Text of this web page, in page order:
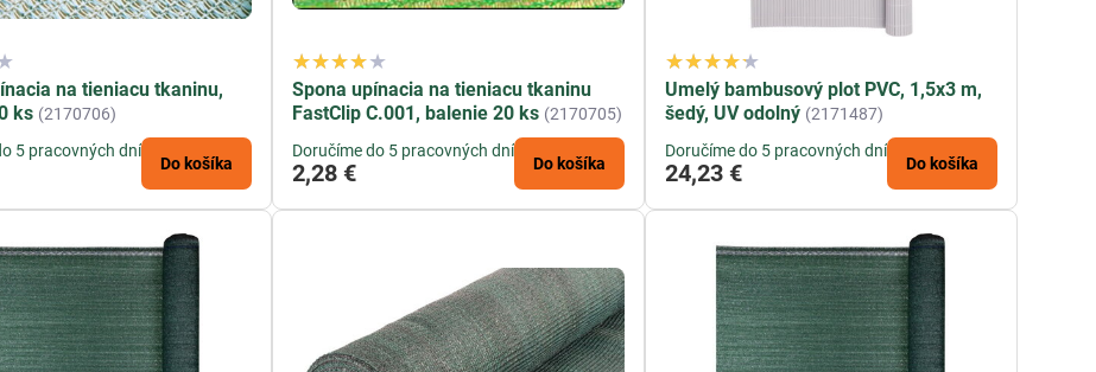
súkromie Vašej záhrady pri hraní s deťmi alebo pri bazéne.
neporiadok na ktorý sa musíte každý deň cez váš plot pozerať.
ako podklad pod reklamné plochy - výrazne lepšia viditeľnosť.
Vám ešte dostatočne živý plot a je k vám na pozemok z ulice vidieť?
zatieniť vašu pergolu, skleník, balkón alebo terasu?
tiež zachytiť väčšinu vetrom prenášaných semien buriny z okolia.
aj ako protiveterná zábrana.
na tieniacu tkaninu,
ks (2170706)
5 pracovných dní
Do košíka
Spona upínacia na tieniacu tkaninu
FastClip C.001, balenie 20 ks (2170705)
Doručíme do 5 pracovných dní
2,28 € Do košíka
Umelý bambusový plot PVC, 1,5x3 m,
šedý, UV odolný (2171487)
Doručíme do 5 pracovných dní
24,23 € Do košíka